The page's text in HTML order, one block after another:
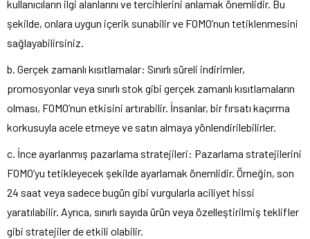
kullanıcıların ilgi alanlarını ve tercihlerini anlamak önemlidir. Bu
şekilde, onlara uygun içerik sunabilir ve FOMO’nun tetiklenmesini
sağlayabilirsiniz.
b. Gerçek zamanlı kısıtlamalar: Sınırlı süreli indirimler,
promosyonlar veya sınırlı stok gibi gerçek zamanlı kısıtlamaların
olması, FOMO’nun etkisini artırabilir. İnsanlar, bir fırsatı kaçırma
korkusuyla acele etmeye ve satın almaya yönlendirilebilirler.
c. İnce ayarlanmış pazarlama stratejileri: Pazarlama stratejilerini
FOMO’yu tetikleyecek şekilde ayarlamak önemlidir. Örneğin, son
24 saat veya sadece bugün gibi vurgularla aciliyet hissi
yaratılabilir. Ayrıca, sınırlı sayıda ürün veya özelleştirilmiş teklifler
gibi stratejiler de etkili olabilir.